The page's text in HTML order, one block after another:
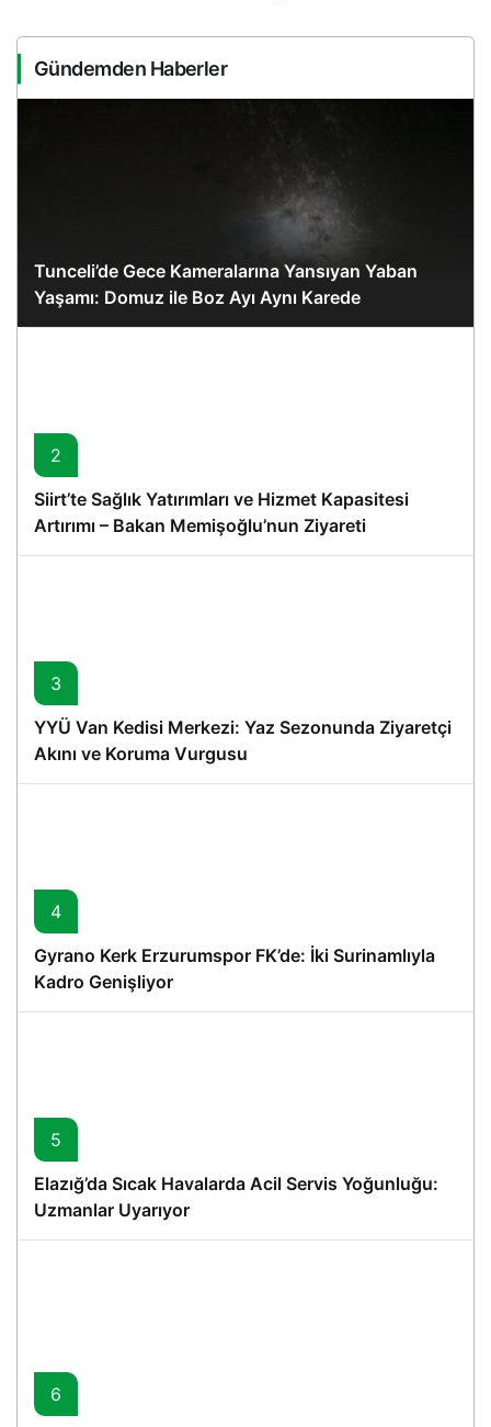
Gündemden Haberler
Tunceli’de Gece Kameralarına Yansıyan Yaban
Yaşamı: Domuz ile Boz Ayı Aynı Karede
2
Siirt’te Sağlık Yatırımları ve Hizmet Kapasitesi
Artırımı – Bakan Memişoğlu’nun Ziyareti
3
YYÜ Van Kedisi Merkezi: Yaz Sezonunda Ziyaretçi
Akını ve Koruma Vurgusu
4
Gyrano Kerk Erzurumspor FK’de: İki Surinamlıyla
Kadro Genişliyor
5
Elazığ’da Sıcak Havalarda Acil Servis Yoğunluğu:
Uzmanlar Uyarıyor
6